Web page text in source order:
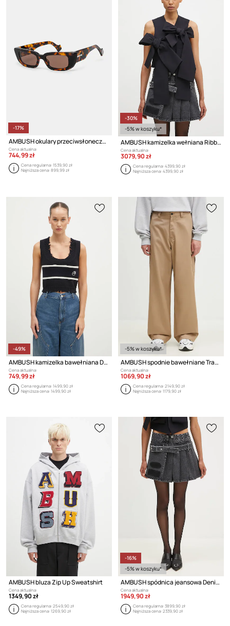
-17%
AMBUSH okulary przeciwsłoneczne Nova Sunglasses
Cena aktualna:
744,99 zł
Cena regularna:1539,90 zł
Najniższa cena:899,99 zł
-30%
-5% w koszyku*
AMBUSH kamizelka wełniana Ribbon Vest
Cena aktualna:
3079,90 zł
Cena regularna:4399,90 zł
Najniższa cena:4399,90 zł
-49%
AMBUSH kamizelka bawełniana Destroyed Rib Round Neck
Cena aktualna:
749,99 zł
Cena regularna:1499,90 zł
Najniższa cena:1499,90 zł
-5% w koszyku*
AMBUSH spodnie bawełniane Travertine
Cena aktualna:
1069,90 zł
Cena regularna:2149,90 zł
Najniższa cena:1179,90 zł
AMBUSH bluza Zip Up Sweatshirt
Cena aktualna:
1349,90 zł
Cena regularna:2549,90 zł
Najniższa cena:1269,90 zł
-16%
-5% w koszyku*
AMBUSH spódnica jeansowa Denim Pleats Skirt
Cena aktualna:
1949,90 zł
Cena regularna:3899,90 zł
Najniższa cena:2339,90 zł